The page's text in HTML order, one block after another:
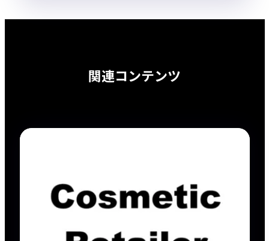
関連コンテンツ